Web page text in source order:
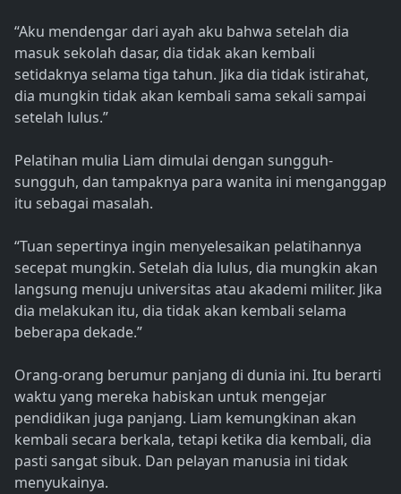
“Aku mendengar dari ayah aku bahwa setelah dia
masuk sekolah dasar, dia tidak akan kembali
setidaknya selama tiga tahun. Jika dia tidak istirahat,
dia mungkin tidak akan kembali sama sekali sampai
setelah lulus.”
Pelatihan mulia Liam dimulai dengan sungguh-
sungguh, dan tampaknya para wanita ini menganggap
itu sebagai masalah.
“Tuan sepertinya ingin menyelesaikan pelatihannya
secepat mungkin. Setelah dia lulus, dia mungkin akan
langsung menuju universitas atau akademi militer. Jika
dia melakukan itu, dia tidak akan kembali selama
beberapa dekade.”
Orang-orang berumur panjang di dunia ini. Itu berarti
waktu yang mereka habiskan untuk mengejar
pendidikan juga panjang. Liam kemungkinan akan
kembali secara berkala, tetapi ketika dia kembali, dia
pasti sangat sibuk. Dan pelayan manusia ini tidak
menyukainya.